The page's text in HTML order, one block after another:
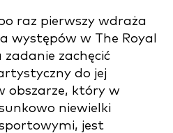
raz pierwszy wdraża
występów w The Royal
zadanie zachęcić
do jej
obszarze, który w
niewielki
jest